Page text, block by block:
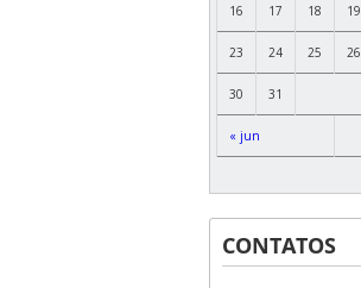
« jun
16 17 18 19
23 24 25 26
30 31
CONTATOS